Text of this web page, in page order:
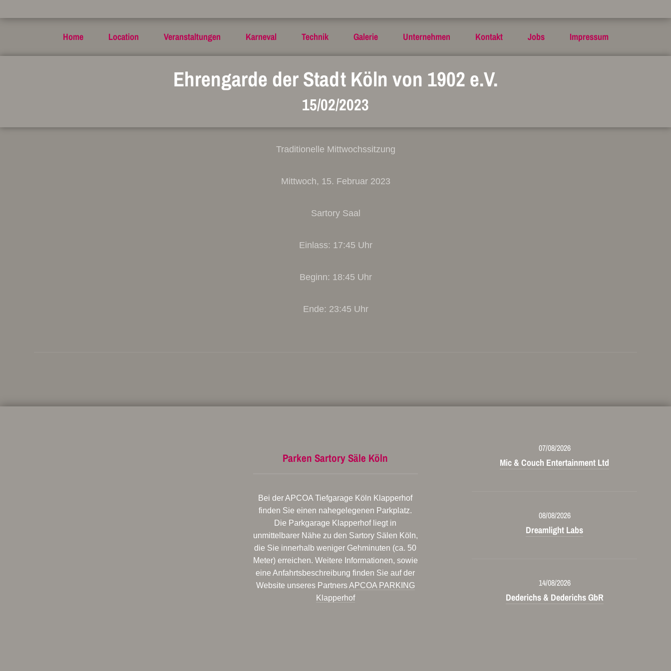
Home Location Veranstaltungen Karneval Technik Galerie Unternehmen Kontakt Jobs Impressum
Ehrengarde der Stadt Köln von 1902 e.V.
15/02/2023
Traditionelle Mittwochssitzung
Mittwoch, 15. Februar 2023
Sartory Saal
Einlass: 17:45 Uhr
Beginn: 18:45 Uhr
Ende: 23:45 Uhr
Parken Sartory Säle Köln
Bei der APCOA Tiefgarage Köln Klapperhof
finden Sie einen nahegelegenen Parkplatz.
Die Parkgarage Klapperhof liegt in
unmittelbarer Nähe zu den Sartory Sälen Köln,
die Sie innerhalb weniger Gehminuten (ca. 50
Meter) erreichen. Weitere Informationen, sowie
eine Anfahrtsbeschreibung finden Sie auf der
Website unseres PartnersAPCOA PARKING
Klapperhof
07/08/2026
Mic & Couch Entertainment Ltd
08/08/2026
Dreamlight Labs
14/08/2026
Dederichs & Dederichs GbR